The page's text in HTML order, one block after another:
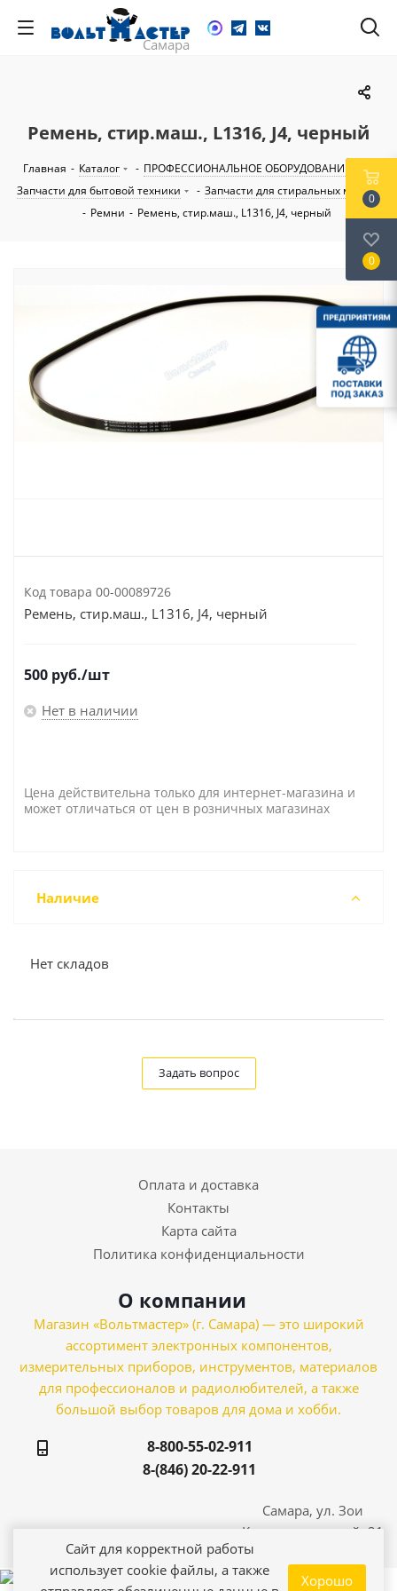
Ремень, стир.маш., L1316, J4, черный
Главная - Каталог - ПРОФЕССИОНАЛЬНОЕ ОБОРУДОВАНИЕ
-
Запчасти для бытовой техники
- Запчасти для стиральных машин
- Ремни - Ремень, стир.маш., L1316, J4, черный
Код товара 00-00089726
Ремень, стир.маш., L1316, J4, черный
500 руб./шт
Нет в наличии
Цена действительна только для интернет-магазина и
может отличаться от цен в розничных магазинах
Наличие
Нет складов
Задать вопрос
Оплата и доставка
Контакты
Карта сайта
Политика конфиденциальности
О компании
Магазин «Вольтмастер» (г. Самара) — это широкий
ассортимент электронных компонентов,
измерительных приборов, инструментов, материалов
для профессионалов и радиолюбителей, а также
большой выбор товаров для дома и хобби.
8-800-55-02-911
8-(846) 20-22-911
Самара, ул. Зои
Космодемьянской, 21
0
0
Сайт для корректной работы
использует cookie файлы, а также
Хорошо